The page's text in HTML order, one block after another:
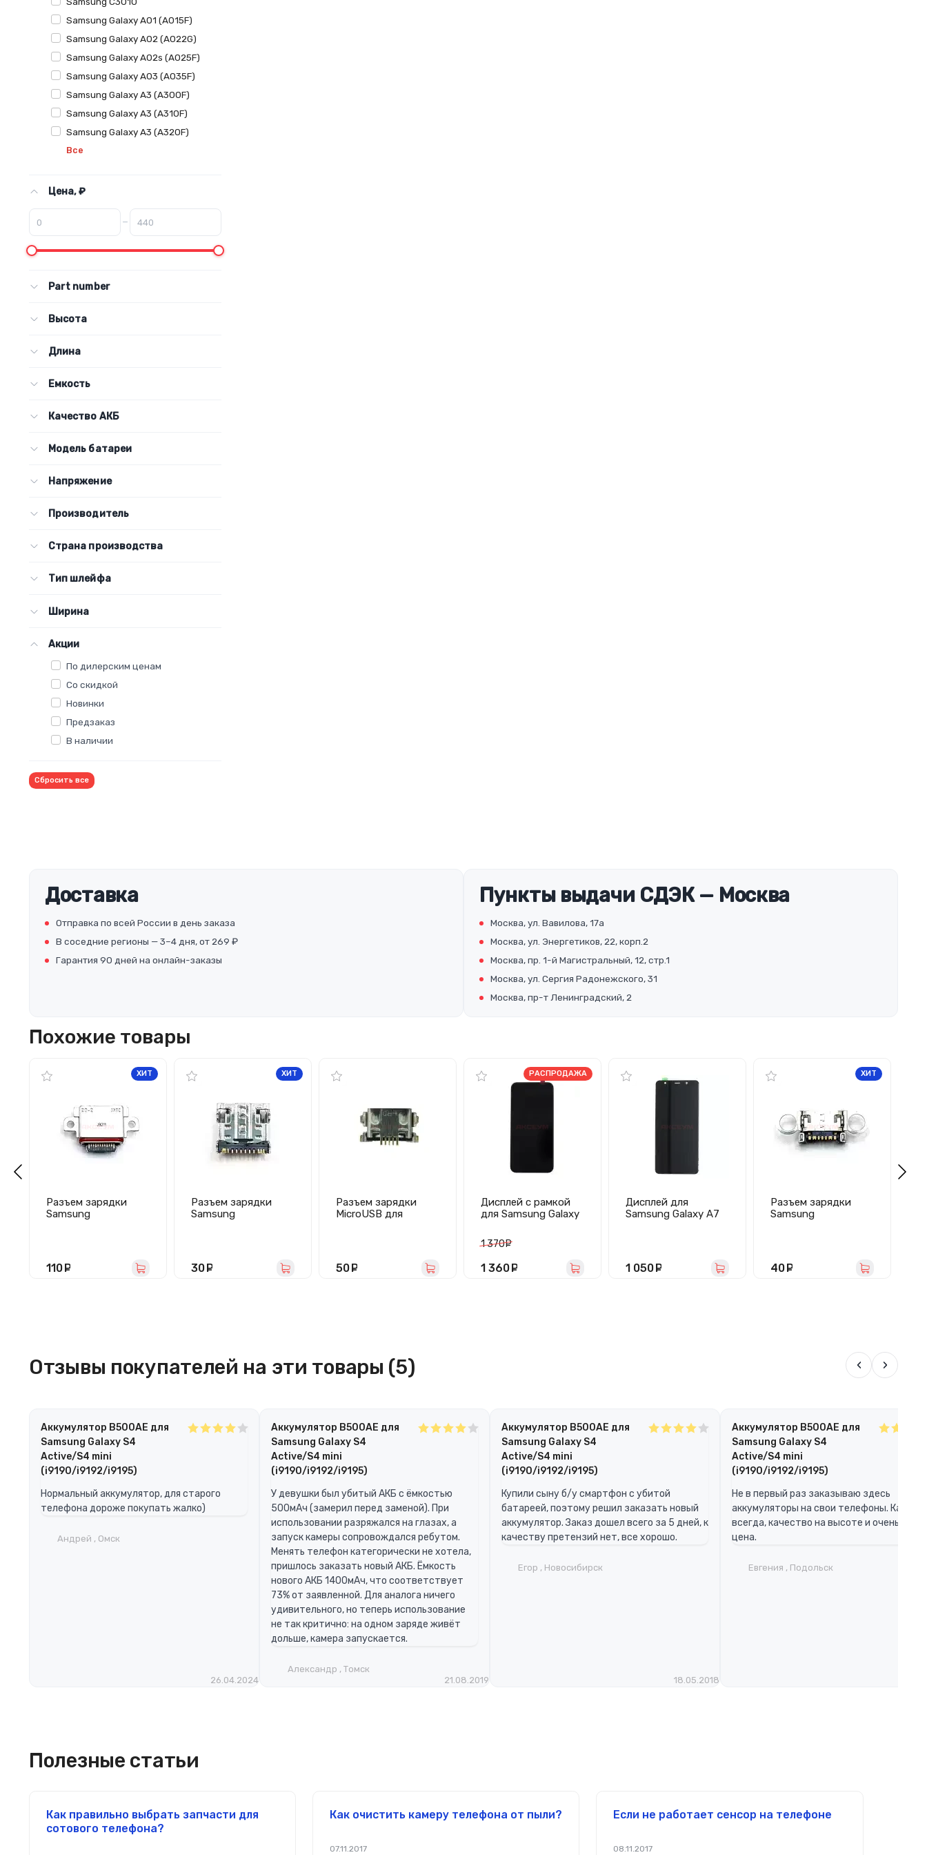
Samsung Galaxy A01 (A015F)
Samsung Galaxy A02 (A022G)
Samsung Galaxy A02s (A025F)
Samsung Galaxy A03 (A035F)
Samsung Galaxy A3 (A300F)
Samsung Galaxy A3 (A310F)
Samsung Galaxy A3 (A320F)
Все
Цена, ₽
–
Part number
Высота
Длина
Емкость
Качество АКБ
Модель батареи
Напряжение
Производитель
Страна производства
Тип шлейфа
Ширина
Акции
По дилерским ценам
Со скидкой
Новинки
Предзаказ
В наличии
Сбросить все
Доставка
Отправка по всей России в день заказа
В соседние регионы — 3–4 дня, от 269 ₽
Гарантия 90 дней на онлайн-заказы
Пункты выдачи СДЭК — Москва
Москва, ул. Вавилова, 17а
Москва, ул. Энергетиков, 22, корп.2
Москва, пр. 1-й Магистральный, 12, стр.1
Москва, ул. Сергия Радонежского, 31
Москва, пр-т Ленинградский, 2
Похожие товары
Разъем зарядки
Samsung
80F (Type-C)
ХИТ
110
Разъем зарядки
Samsung
ХИТ
30
Разъем зарядки
MicroUSB для
50
Дисплей с рамкой
для Samsung Galaxy
(A155F/A156B) с
тачскрином
(черный) - In-Cell
РАСПРОДАЖА
1 370
1 360 руб.
Дисплей для
Samsung Galaxy A7
1 050 руб.
Разъем зарядки
Samsung
ХИТ
40
Отзывы покупателей на эти товары (5) ‹ ›
Аккумулятор B500AE для
Samsung Galaxy S4
Active/S4 mini
(i9190/i9192/i9195)
Нормальный аккумулятор, для старого
телефона дороже покупать жалко)
Андрей , Омск
26.04.2024
Аккумулятор B500AE для
Samsung Galaxy S4
Active/S4 mini
(i9190/i9192/i9195)
У девушки был убитый АКБ с ёмкостью
500мАч (замерил перед заменой). При
использовании разряжался на глазах, а
запуск камеры сопровождался ребутом.
Менять телефон категорически не хотела,
пришлось заказать новый АКБ. Ёмкость
нового АКБ 1400мАч, что соответствует
73% от заявленной. Для аналога ничего
удивительного, но теперь использование
не так критично: на одном заряде живёт
дольше, камера запускается.
Александр , Томск
21.08.2019
Аккумулятор B500AE для
Samsung Galaxy S4
Active/S4 mini
(i9190/i9192/i9195)
Купили сыну б/у смартфон с убитой
батареей, поэтому решил заказать новый
аккумулятор. Заказ дошел всего за 5 дней, к
качеству претензий нет, все хорошо.
Егор , Новосибирск
18.05.2018
Аккумулятор B500AE для
Samsung Galaxy S4
Active/S4 mini
(i9190/i9192/i9195)
Не в первый раз заказываю здесь
аккумуляторы на свои телефоны. Как
всегда, качество на высоте и очень
цена.
Евгения , Подольск
Полезные статьи
Как правильно выбрать запчасти для
сотового телефона?
Как очистить камеру телефона от пыли?
07.11.2017
Если не работает сенсор на телефоне
08.11.2017